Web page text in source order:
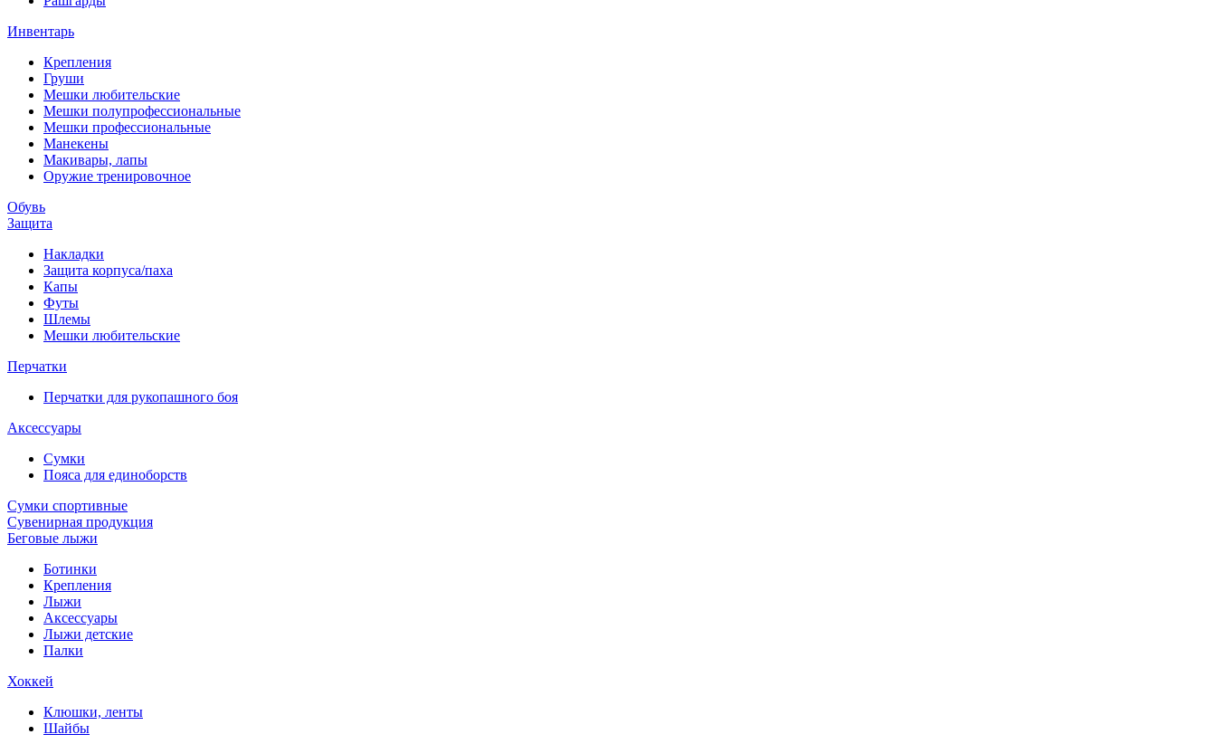
Инвентарь
Крепления
Груши
Мешки любительские
Мешки полупрофессиональные
Мешки профессиональные
Манекены
Макивары, лапы
Оружие тренировочное
Обувь
Защита
Накладки
Защита корпуса/паха
Капы
Футы
Шлемы
Мешки любительские
Перчатки
Перчатки для рукопашного боя
Аксессуары
Сумки
Пояса для единоборств
Сумки спортивные
Сувенирная продукция
Беговые лыжи
Ботинки
Крепления
Лыжи
Аксессуары
Лыжи детские
Палки
Хоккей
Клюшки, ленты
Шайбы